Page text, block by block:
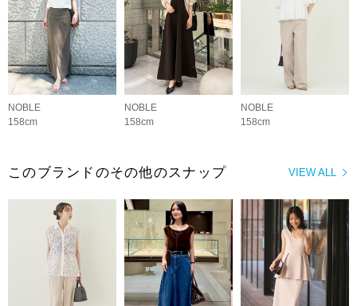
NOBLE
158cm
NOBLE
158cm
NOBLE
158cm
VIEW ALL
このブランドのその他のスナップ